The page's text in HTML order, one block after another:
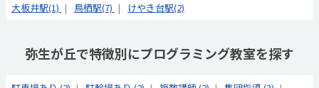
大板井駅(1)
鳥栖駅(7) けやき台駅(2)
弥生が丘で特徴別にプログラミング教室を探す